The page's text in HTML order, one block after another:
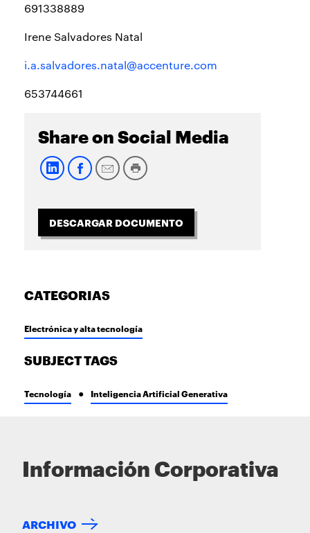
691338889
Irene Salvadores Natal
i.a.salvadores.natal@accenture.com
653744661
Share on Social Media
DESCARGAR DOCUMENTO
CATEGORIAS
Electrónica y alta tecnología
SUBJECT TAGS
Tecnología Inteligencia Artificial Generativa
Información Corporativa
ARCHIVO